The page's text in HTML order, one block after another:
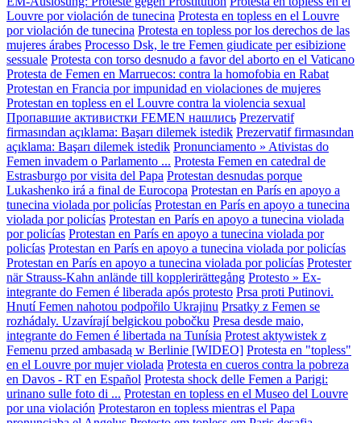
Louvre por violación de tunecina Protesta en topless en el Louvre
por violación de tunecina Protesta en topless por los derechos de las
mujeres árabes Processo Dsk, le tre Femen giudicate per esibizione
sessuale Protesta con torso desnudo a favor del aborto en el Vaticano
Protesta de Femen en Marruecos: contra la homofobia en Rabat
Protestan en Francia por impunidad en violaciones de mujeres
Protestan en topless en el Louvre contra la violencia sexual
Пропавшие активистки FEMEN нашлись Prezervatif
firmasından açıklama: Başarı dilemek istedik Prezervatif firmasından
açıklama: Başarı dilemek istedik Pronunciamento » Ativistas do
Femen invadem o Parlamento ... Protesta Femen en catedral de
Estrasburgo por visita del Papa Protestan desnudas porque
Lukashenko irá a final de Eurocopa Protestan en París en apoyo a
tunecina violada por policías Protestan en París en apoyo a tunecina
violada por policías Protestan en París en apoyo a tunecina violada
por policías Protestan en París en apoyo a tunecina violada por
policías Protestan en París en apoyo a tunecina violada por policías
Protestan en París en apoyo a tunecina violada por policías Protester
när Strauss-Kahn anlände till kopplerirättegång Protesto » Ex-
integrante do Femen é liberada após protesto Prsa proti Putinovi.
Hnutí Femen nahotou podpořilo Ukrajinu Prsatky z Femen se
rozhádaly. Uzavírají belgickou pobočku Presa desde maio,
integrante do Femen é libertada na Tunísia Protest aktywistek z
Femenu przed ambasadą w Berlinie [WIDEO] Protesta en "topless"
en el Louvre por mujer violada Protesta en cueros contra la pobreza
en Davos - RT en Español Protesta shock delle Femen a Parigi:
urinano sulle foto di ... Protestan en topless en el Museo del Louvre
por una violación Protestaron en topless mientras el Papa